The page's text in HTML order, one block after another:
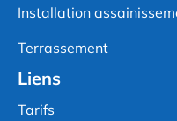
Installation
Terrassement
Liens
Tarifs